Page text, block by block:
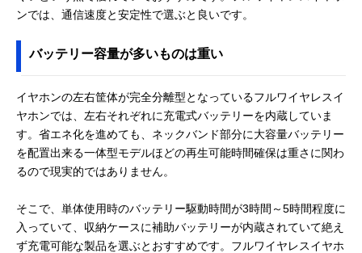
ンでは、通信速度と安定性で選ぶと良いです。
バッテリー容量が多いものは重い
イヤホンの左右筐体が完全分離型となっているフルワイヤレスイ
ヤホンでは、左右それぞれに充電式バッテリーを内蔵していま
す。省エネ化を進めても、ネックバンド部分に大容量バッテリー
を配置出来る一体型モデルほどの再生可能時間確保は重さに関わ
るので現実的ではありません。
そこで、単体使用時のバッテリー駆動時間が3時間～5時間程度に
入っていて、収納ケースに補助バッテリーが内蔵されていて絶え
ず充電可能な製品を選ぶとおすすめです。フルワイヤレスイヤホ